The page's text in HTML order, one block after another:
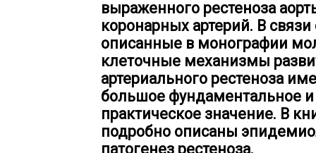
выраженного рестеноза
коронарных артерий. В связи
описанные в монографии
клеточные механизмы
артериального рестеноза
большое фундаментальное и
практическое значение. В
подробно описаны
патогенез рестеноза,